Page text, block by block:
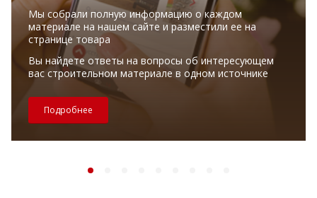
Мы собрали полную информацию о каждом
материале на нашем сайте и разместили ее на
странице товара
Вы найдете ответы на вопросы об интересующем
вас строительном материале в одном источнике
Подробнее